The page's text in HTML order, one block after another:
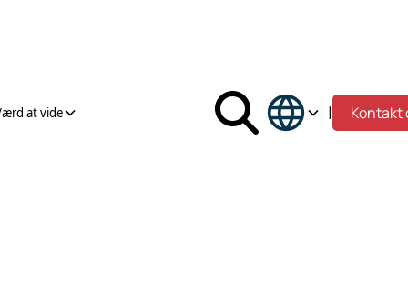
at vide | Kontakt